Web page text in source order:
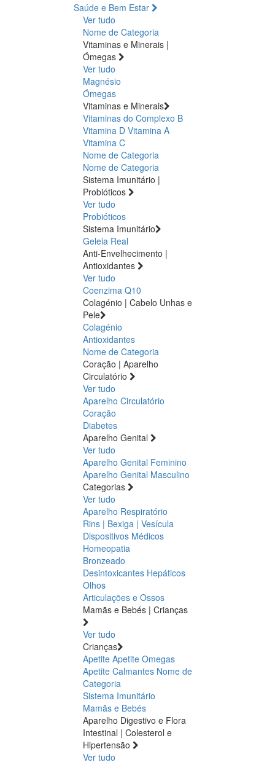
Saúde e Bem Estar
Ver tudo
Nome de Categoria
Vitaminas e Minerais |
Ómegas
Ver tudo
Magnésio
Ómegas
Vitaminas e Minerais
Vitaminas do Complexo B
Vitamina D Vitamina A
Vitamina C
Nome de Categoria
Nome de Categoria
Sistema Imunitário |
Probióticos
Ver tudo
Probióticos
Sistema Imunitário
Geleia Real
Anti-Envelhecimento |
Antioxidantes
Ver tudo
Coenzima Q10
Colagénio | Cabelo Unhas e
Pele
Colagénio
Antioxidantes
Nome de Categoria
Coração | Aparelho
Circulatório
Ver tudo
Aparelho Circulatório
Coração
Diabetes
Aparelho Genital
Ver tudo
Aparelho Genital Feminino
Aparelho Genital Masculino
Categorias
Ver tudo
Aparelho Respiratório
Rins | Bexiga | Vesícula
Dispositivos Médicos
Homeopatia
Bronzeado
Desintoxicantes Hepáticos
Olhos
Articulações e Ossos
Mamãs e Bebés | Crianças
Ver tudo
Crianças
Apetite Apetite Omegas
Apetite Calmantes Nome de
Categoria
Sistema Imunitário
Mamãs e Bebés
Aparelho Digestivo e Flora
Intestinal | Colesterol e
Hipertensão
Ver tudo